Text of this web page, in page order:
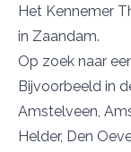
Het Kennemer
in Zaandam.
Op zoek naar
Bijvoorbeeld in
Amstelveen,
Helder, Den